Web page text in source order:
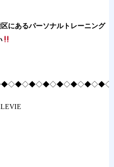
にあるパーソナルトレーニング